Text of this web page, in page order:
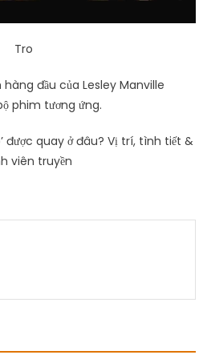
Tro
đầu của Lesley Manville
phim tương ứng.
được quay ở đâu? Vị trí, tình tiết &
viên truyền